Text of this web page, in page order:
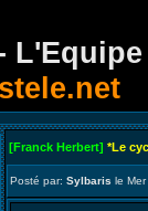
[Franck Herbert] *Le
Posté par: Sylbaris le